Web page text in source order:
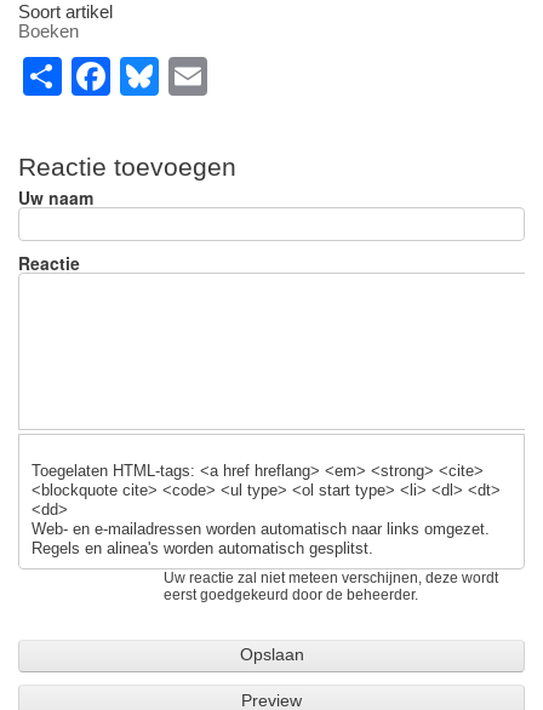
Soort artikel
Boeken
S
ar
e
F
c
e
b
o
Bl
e
sk
y
ail
Reactie toevoegen
Uw naam
Reactie
Toegelaten HTML-tags: <a href hreflang> <em> <strong> <cite>
<blockquote cite> <code> <ul type> <ol start type> <li> <dl> <dt>
<dd>
Web- en e-mailadressen worden automatisch naar links omgezet.
Regels en alinea's worden automatisch gesplitst.
Uw reactie zal niet meteen verschijnen, deze wordt
eerst goedgekeurd door de beheerder.